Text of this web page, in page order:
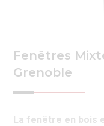
Fenêtres
Grenoble
La fenêtre en bois